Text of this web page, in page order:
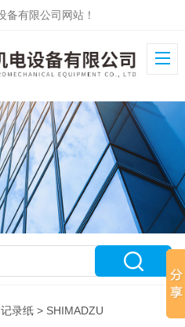
备有限公司网站！
记录纸 > SHIMADZU